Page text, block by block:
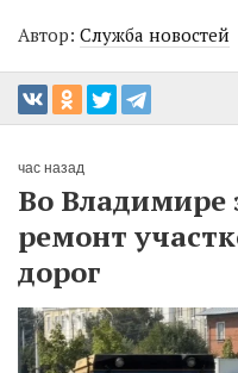
Автор: Служба новостей
час назад
Во Владимире
ремонт
дорог